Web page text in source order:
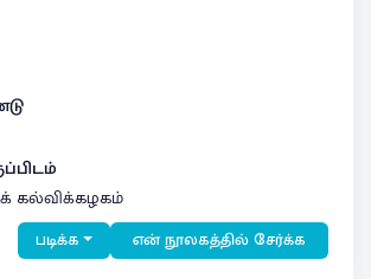
கல்விக்கழகம்
படிக்க என் நூலகத்தில் சேர்க்க